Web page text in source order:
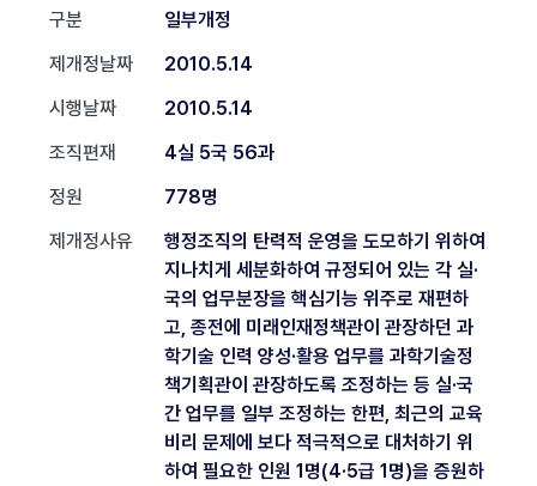
구분
일부개정
제개정날짜
2010.5.14
시행날짜
2010.5.14
조직편재
4실 5국 56과
정원
778명
제개정사유
행정조직의 탄력적 운영을 도모하기 위하여
지나치게 세분화하여 규정되어 있는 각 실·
국의 업무분장을 핵심기능 위주로 재편하
고, 종전에 미래인재정책관이 관장하던 과
학기술 인력 양성·활용 업무를 과학기술정
책기획관이 관장하도록 조정하는 등 실·국
간 업무를 일부 조정하는 한편, 최근의 교육
비리 문제에 보다 적극적으로 대처하기 위
하여 필요한 인원 1명(4·5급 1명)을 증원하